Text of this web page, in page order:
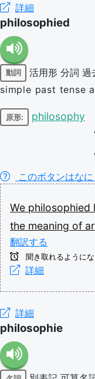
詳細
philosophied
動詞 活用形 分詞 過
simple past tense
原形: philosophy
このボタンはなに
We philosophied
the meaning of
翻訳する
聞き取れるように
詳細
詳細
philosophie